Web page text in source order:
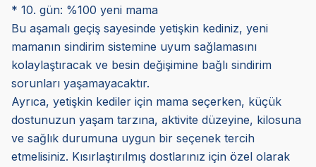
* 10. gün: %100 yeni mama
Bu aşamalı geçiş sayesinde yetişkin kediniz, yeni
mamanın sindirim sistemine uyum sağlamasını
kolaylaştıracak ve besin değişimine bağlı sindirim
sorunları yaşamayacaktır.
Ayrıca, yetişkin kediler için mama seçerken, küçük
dostunuzun yaşam tarzına, aktivite düzeyine, kilosuna
ve sağlık durumuna uygun bir seçenek tercih
etmelisiniz. Kısırlaştırılmış dostlarınız için özel olarak